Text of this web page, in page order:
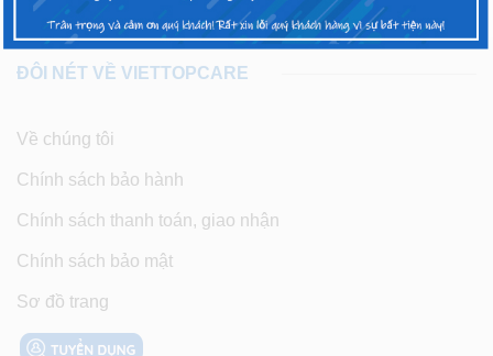
ĐÔI NÉT VỀ VIETTOPCARE
Về chúng tôi
Chính sách bảo hành
Chính sách thanh toán, giao nhận
Chính sách bảo mật
Sơ đồ trang